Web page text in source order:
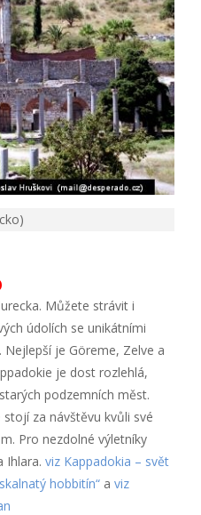
Můžete strávit i
údolích se unikátními
je Göreme, Zelve a
je dost rozlehlá,
podzemních měst.
za návštěvu kvůli své
Pro nezdolné výletníky
Ihlara. viz Kappadokia – svět
hobbitín“ a viz